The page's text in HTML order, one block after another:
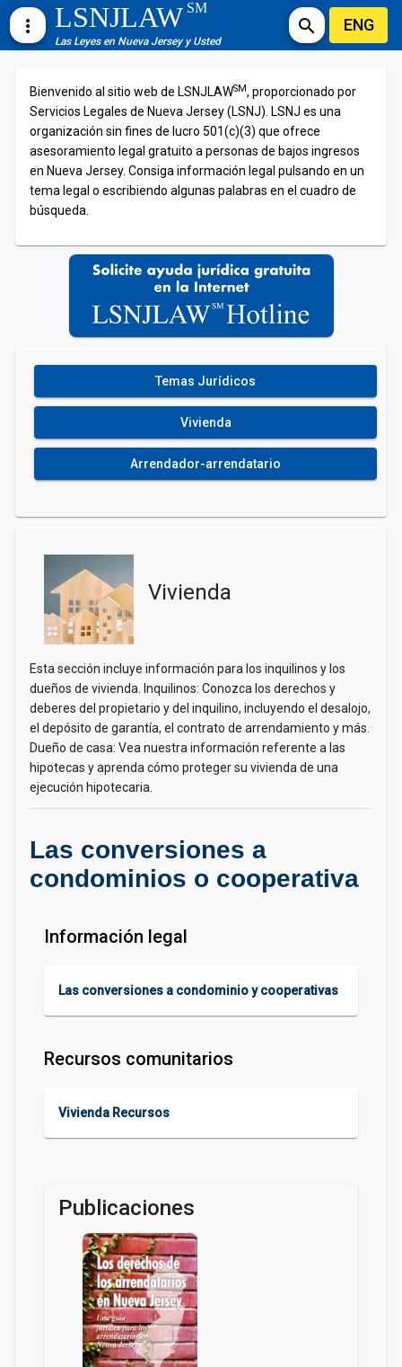
more_vert LSNJLAWSM
Las Leyes en Nueva Jersey y Usted
search ENG
Bienvenido al sitio web de LSNJLAWSM, proporcionado por
Servicios Legales de Nueva Jersey (LSNJ). LSNJ es una
organización sin fines de lucro 501(c)(3) que ofrece
asesoramiento legal gratuito a personas de bajos ingresos
en Nueva Jersey. Consiga información legal pulsando en un
tema legal o escribiendo algunas palabras en el cuadro de
búsqueda.
Temas Jurídicos
Vivienda
Arrendador-arrendatario
Vivienda
Esta sección incluye información para los inquilinos y los
dueños de vivienda. Inquilinos: Conozca los derechos y
deberes del propietario y del inquilino, incluyendo el desalojo,
el depósito de garantía, el contrato de arrendamiento y más.
Dueño de casa: Vea nuestra información referente a las
hipotecas y aprenda cómo proteger su vivienda de una
ejecución hipotecaria.
Las conversiones a
condominios o cooperativa
Información legal
Las conversiones a condominio y cooperativas
Recursos comunitarios
Vivienda Recursos
Publicaciones